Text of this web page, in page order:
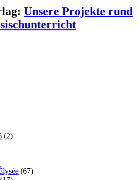
Unsere Projekte rund
(2)
(67)